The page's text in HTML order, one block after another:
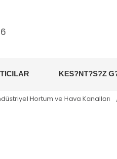
KES?NT?S?Z
Hortum ve Hava Kanalları